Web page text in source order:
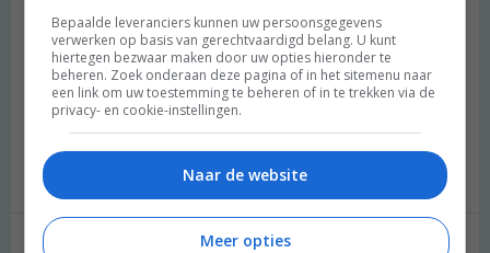
2013 OM
Wauw dat klinkt interessant!
Is weer eens wat anders dan voeding en wat voor effect heeft op
alleen je lichaam.
Dit is nog veel handiger om te weten.
Beantwoorden
Bepaalde leveranciers kunnen uw persoonsgegevens
verwerken op basis van gerechtvaardigd belang. U kunt
hiertegen bezwaar maken door uw opties hieronder te
beheren. Zoek onderaan deze pagina of in het sitemenu naar
een link om uw toestemming te beheren of in te trekken via de
privacy- en cookie-instellingen.
Naar de website
Meer opties